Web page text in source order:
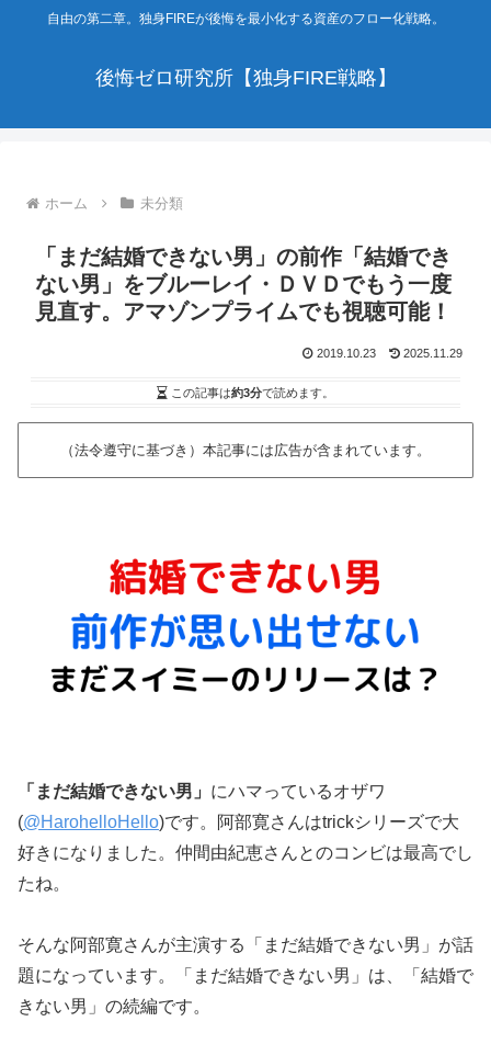
自由の第二章。独身FIREが後悔を最小化する資産のフロー化戦略。
後悔ゼロ研究所【独身FIRE戦略】
ホーム 未分類
「まだ結婚できない男」の前作「結婚でき
ない男」をブルーレイ・ＤＶＤでもう一度
見直す。アマゾンプライムでも視聴可能！
2019.10.23 2025.11.29
この記事は約3分で読めます。
（法令遵守に基づき）本記事には広告が含まれています。
「まだ結婚できない男」 にハマっているオザワ
(@HarohelloHello)です。阿部寛さんはtrickシリーズで大
好きになりました。仲間由紀恵さんとのコンビは最高でし
たね。
そんな阿部寛さんが主演する「まだ結婚できない男」が話
題になっています。「まだ結婚できない男」は、「結婚で
きない男」の続編です。